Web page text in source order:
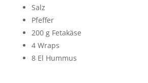
Salz
Pfeffer
200g Fetakäse
4Wraps
8 El Hummus